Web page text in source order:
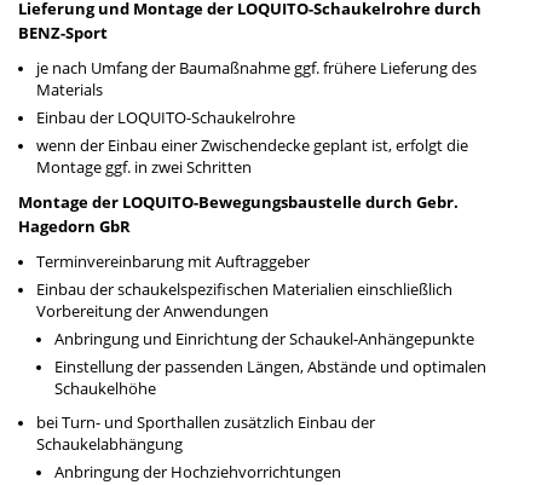
Lieferung und Montage der LOQUITO-Schaukelrohre durch
BENZ-Sport
je nach Umfang der Baumaßnahme ggf. frühere Lieferung des
Materials
Einbau der LOQUITO-Schaukelrohre
wenn der Einbau einer Zwischendecke geplant ist, erfolgt die
Montage ggf. in zwei Schritten
Montage der LOQUITO-Bewegungsbaustelle durch Gebr.
Hagedorn GbR
Terminvereinbarung mit Auftraggeber
Einbau der schaukelspezifischen Materialien einschließlich
Vorbereitung der Anwendungen
Anbringung und Einrichtung der Schaukel-Anhängepunkte
Einstellung der passenden Längen, Abstände und optimalen
Schaukelhöhe
bei Turn- und Sporthallen zusätzlich Einbau der
Schaukelabhängung
Anbringung der Hochziehvorrichtungen